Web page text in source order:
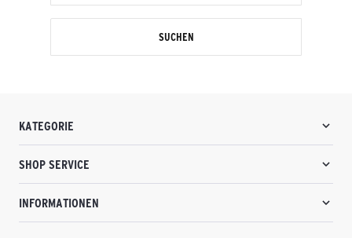
SUCHEN
KATEGORIE
SHOP SERVICE
INFORMATIONEN